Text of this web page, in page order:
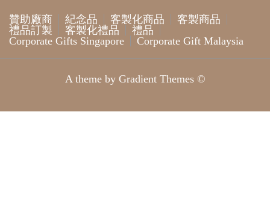
贊助廠商 紀念品 客製化商品
客製商品
禮品訂製
客製化禮品
禮品
Corporate Gifts Singapore
Corporate Gift Malaysia
A theme by Gradient Themes ©